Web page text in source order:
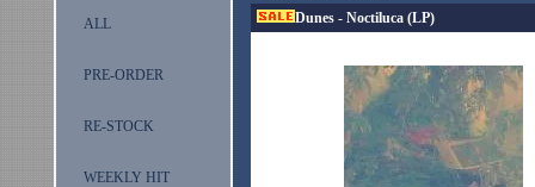
ALL
PRE-ORDER
RE-STOCK
WEEKLY HIT
Dunes - Noctiluca (LP)